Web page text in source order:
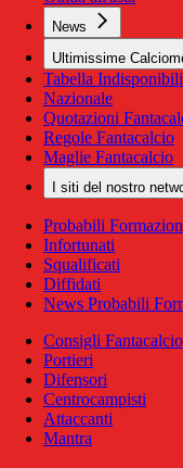
News
Ultimissime
Tabella Indisponibili
Nazionale
Quotazioni
Regole Fantacalcio
Maglie Fantacalcio
I siti del nostro
Probabili
Infortunati
Squalificati
Diffidati
News Probabili
Consigli Fantacalcio
Portieri
Difensori
Centrocampisti
Attaccanti
Mantra